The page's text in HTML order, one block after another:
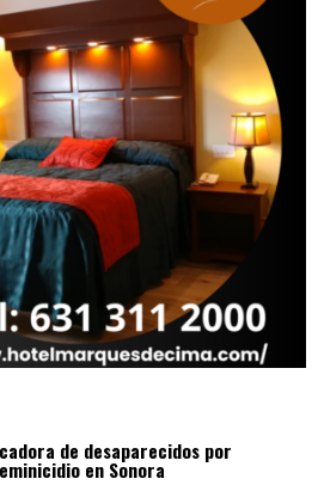
de desaparecidos por
en Sonora